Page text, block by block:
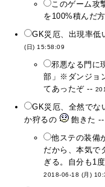
このゲーム攻
を100%積んだ
GK災厄、出現率低
(日) 15:58:09
邪悪なる門に
部」※ダンジョ
てあったぞ --
GK災厄、全然でな
か狩るの
飽きた --
他ステの装備
だから、本気で
ぎる。自分も1
2018-06-18 (月)